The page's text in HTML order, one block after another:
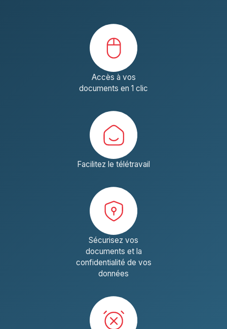
Accès à vos
documents en 1 clic
Facilitez le télétravail
Sécurisez vos
documents et la
confidentialité de vos
données